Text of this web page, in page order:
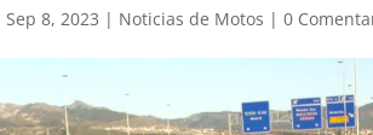
Sep 8, 2023 | Noticias de Motos |0